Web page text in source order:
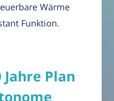
Wärme
Funktion.
Jahre Plan